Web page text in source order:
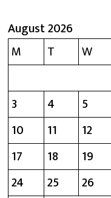
August 2026
M
T W
3
4 5
10
11 12
17
18 19
24
25 26